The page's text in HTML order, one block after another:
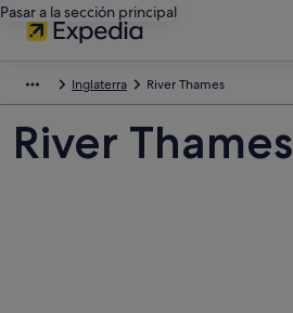
Pasar a la sección principal
Inglaterra River Thames
River Thames